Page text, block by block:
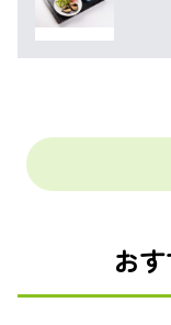
お